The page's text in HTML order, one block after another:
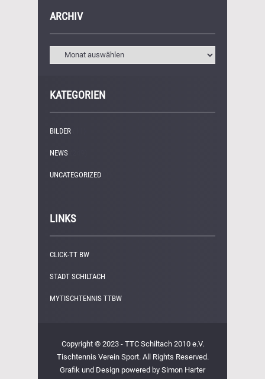
ARCHIV
KATEGORIEN
BILDER
NEWS
UNCATEGORIZED
LINKS
CLICK-TT BW
STADT SCHILTACH
MYTISCHTENNIS TTBW
Copyright © 2023 - TTC Schiltach 2010 e.V.
Tischtennis Verein Sport. All Rights Reserved.
Grafik und Design powered by Simon Harter